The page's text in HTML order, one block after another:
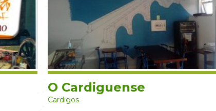
O Cardiguense
Cardigos